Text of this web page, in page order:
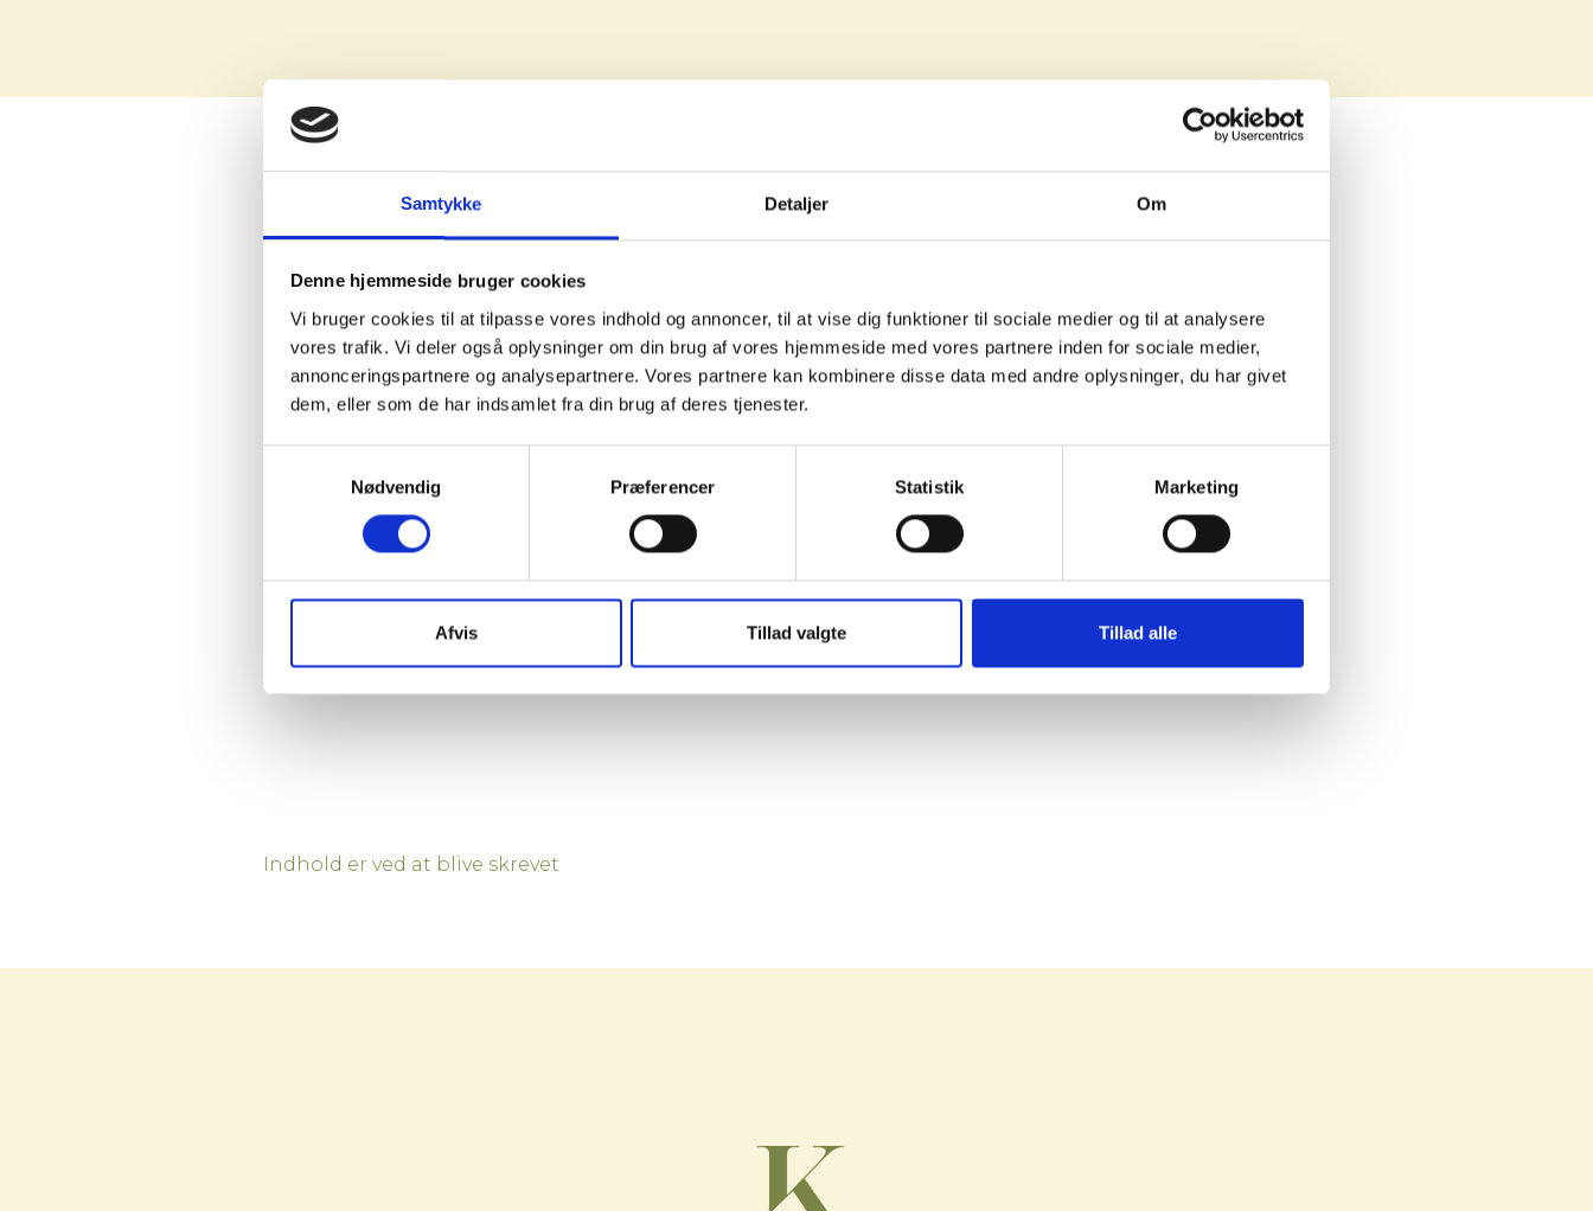
Samtykke Detaljer Om
Denne hjemmeside bruger cookies
Vi bruger cookies til at tilpasse vores indhold og annoncer, til at vise dig funktioner til sociale medier og til at analysere
vores trafik. Vi deler også oplysninger om din brug af vores hjemmeside med vores partnere inden for sociale medier,
annonceringspartnere og analysepartnere. Vores partnere kan kombinere disse data med andre oplysninger, du har givet
dem, eller som de har indsamlet fra din brug af deres tjenester.
Nødvendig
Præferencer Statistik Marketing
Afvis Tillad valgte Tillad alle
FAKTA
Areal
Værelser
Husleje
Indhold er ved at blive skrevet